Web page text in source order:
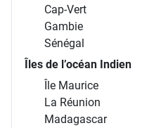
Cap-Vert
Gambie
Sénégal
Îles de l’océan Indien
Île Maurice
La Réunion
Madagascar